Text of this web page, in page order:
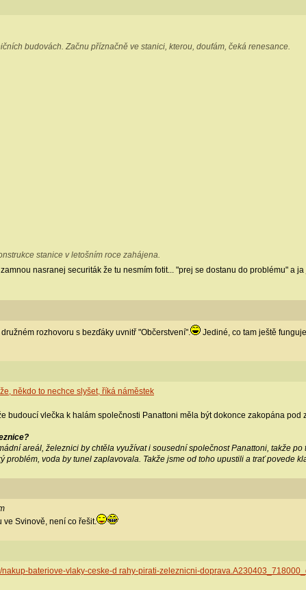
budovách. Začnu příznačně ve stanici, kterou, doufám, čeká renesance.
stanice v letošním roce zahájena.
nasranej securiták že tu nesmím fotit... "prej se dostanu do problému" a
rozhovoru s bezďáky uvnitř "Občerstvení". Jediné, co tam ještě
někdo to nechce slyšet, říká náměstek
budoucí vlečka k halám společnosti Panattoni měla být dokonce zakopána pod
areál, železnici by chtěla využívat i sousední společnost Panattoni, takže
problém, voda by tunel zaplavovala. Takže jsme od toho upustili a trať povede
ve Svinově, není co řešit.
nakup-bateriove-vlaky-ceske-d rahy-pirati-zeleznicni-